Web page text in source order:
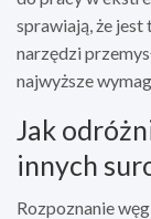
sprawiają, że
narzędzi
najwyższe
Jak
innych
Rozpoznanie